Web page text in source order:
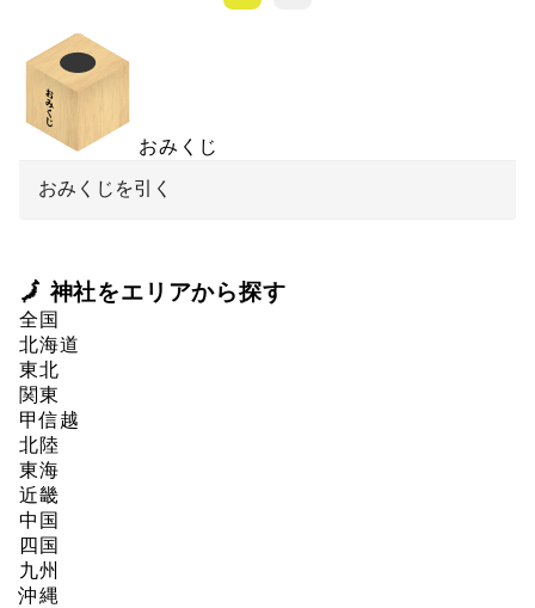
おみくじ
おみくじを引く
🗾 神社をエリアから探す
全国
北海道
東北
関東
甲信越
北陸
東海
近畿
中国
四国
九州
沖縄